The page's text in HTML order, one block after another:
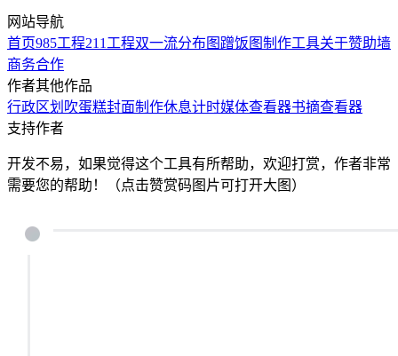
网站导航
首页985工程211工程双一流分布图 蹭饭图制作工具关于赞助墙
商务合作
作者其他作品
行政区划 吹蛋糕封面制作休息计时媒体查看器书摘查看器
支持作者
开发不易，如果觉得这个工具有所帮助，欢迎打赏，作者非常
需要您的帮助！（点击赞赏码图片可打开大图）